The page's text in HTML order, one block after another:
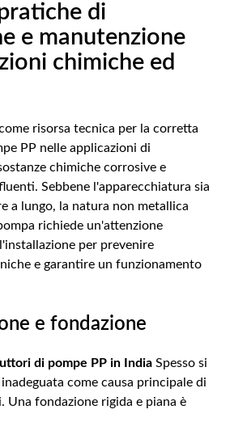
di
e manutenzione
chimiche ed
risorsa tecnica per la corretta
PP nelle applicazioni di
chimiche corrosive e
Sebbene l'apparecchiatura sia
a lungo, la natura non metallica
richiede un'attenzione
per prevenire
e garantire un funzionamento
e fondazione
di pompe PP in India Spesso si
come causa principale di
Una fondazione rigida e piana è